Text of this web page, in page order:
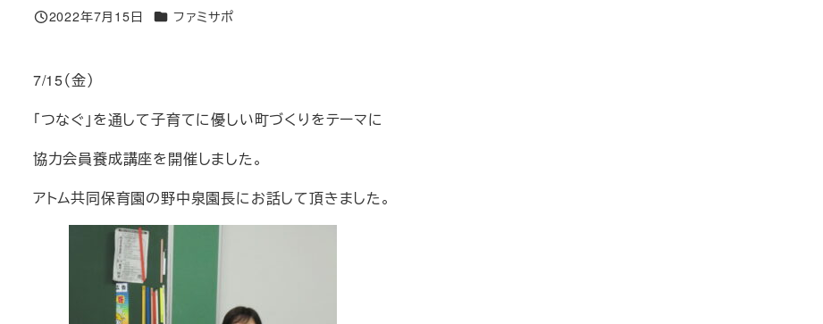
投稿日
2022年7月15日 カテゴリー
ファミサポ
7/15（金）
「つなぐ」を通して子育てに優しい町づくりをテーマに
協力会員養成講座を開催しました。
アトム共同保育園の野中泉園長にお話して頂きました。